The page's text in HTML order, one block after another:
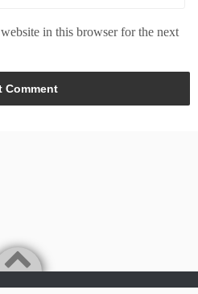
in this browser for the next